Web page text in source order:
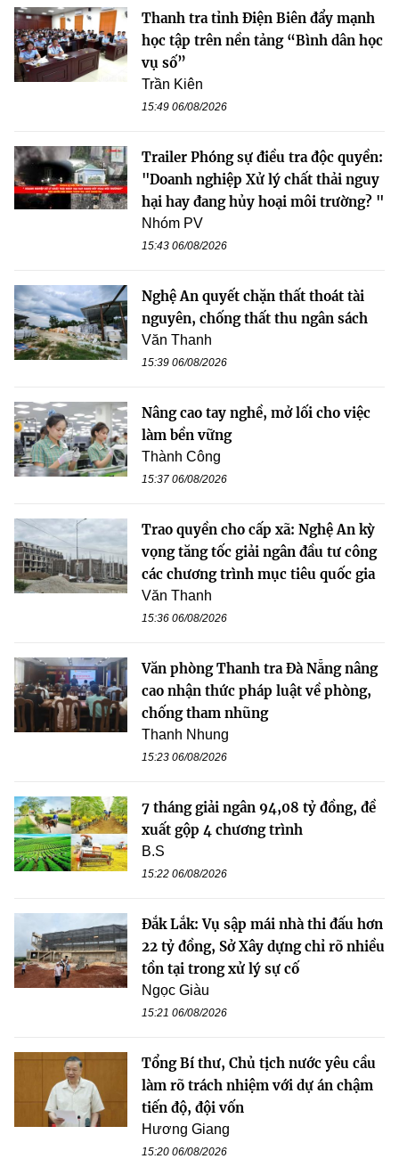
Thanh tra tỉnh Điện Biên đẩy mạnh
học tập trên nền tảng “Bình dân học
vụ số”
Trần Kiên
15:49 06/08/2026
Trailer Phóng sự điều tra độc quyền:
"Doanh nghiệp Xử lý chất thải nguy
hại hay đang hủy hoại môi trường? "
Nhóm PV
15:43 06/08/2026
Nghệ An quyết chặn thất thoát tài
nguyên, chống thất thu ngân sách
Văn Thanh
15:39 06/08/2026
Nâng cao tay nghề, mở lối cho việc
làm bền vững
Thành Công
15:37 06/08/2026
Trao quyền cho cấp xã: Nghệ An kỳ
vọng tăng tốc giải ngân đầu tư công
các chương trình mục tiêu quốc gia
Văn Thanh
15:36 06/08/2026
Văn phòng Thanh tra Đà Nẵng nâng
cao nhận thức pháp luật về phòng,
chống tham nhũng
Thanh Nhung
15:23 06/08/2026
7 tháng giải ngân 94,08 tỷ đồng, đề
xuất gộp 4 chương trình
B.S
15:22 06/08/2026
Đắk Lắk: Vụ sập mái nhà thi đấu hơn
22 tỷ đồng, Sở Xây dựng chỉ rõ nhiều
tồn tại trong xử lý sự cố
Ngọc Giàu
15:21 06/08/2026
Tổng Bí thư, Chủ tịch nước yêu cầu
làm rõ trách nhiệm với dự án chậm
tiến độ, đội vốn
Hương Giang
15:20 06/08/2026